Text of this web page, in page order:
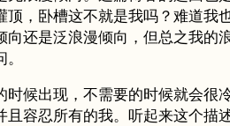
，卧槽这不就是我吗？难道
还是泛浪漫倾向，但总之我的
候出现，不需要的时候就会
容忍所有的我。听起来这个